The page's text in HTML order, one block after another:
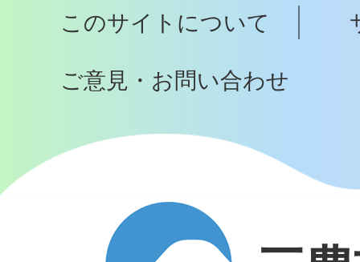
へ
このサイトについて
ご意見・お問い合わせ